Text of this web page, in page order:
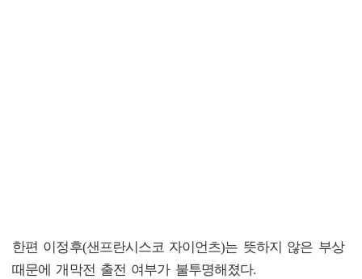
한편 이정후(샌프란시스코 자이언츠)는 뜻하지 않은 부상
때문에 개막전 출전 여부가 불투명해졌다.